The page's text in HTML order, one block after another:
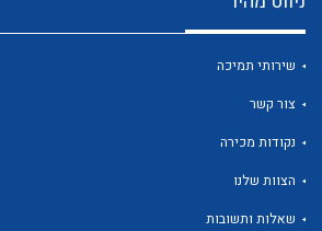
שירותי תמיכה
צור קשר
נקודות מכירה
הצוות שלנו
שאלות ותשובות